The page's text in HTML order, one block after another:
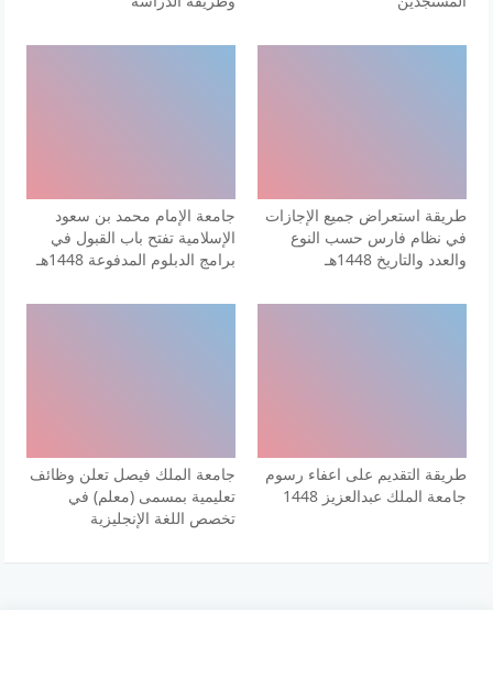
طريقة استعراض جميع الإجازات
في نظام فارس حسب النوع
والعدد والتاريخ 1448هـ
جامعة الإمام محمد بن سعود
الإسلامية تفتح باب القبول في
برامج الدبلوم المدفوعة 1448هـ
طريقة التقديم على اعفاء رسوم
جامعة الملك عبدالعزيز 1448
جامعة الملك فيصل تعلن وظائف
تعليمية بمسمى (معلم) في
تخصص اللغة الإنجليزية